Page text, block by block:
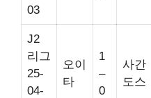
03
J2
리그
25-
04-
오이
타
1
–
0
사간
도스